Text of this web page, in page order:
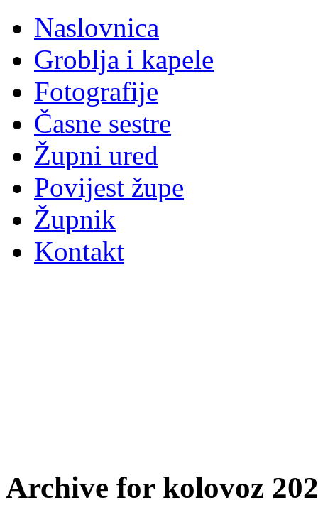
Naslovnica
Groblja i kapele
Fotografije
Časne sestre
Župni ured
Povijest župe
Župnik
Kontakt
Archive for kolovoz